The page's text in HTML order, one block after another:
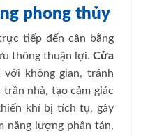
phong thủy
tiếp đến cân bằng
thông thuận lợi. Cửa
không gian, tránh
nhà, tạo cảm giác
khí bị tích tụ, gây
năng lượng phân tán,